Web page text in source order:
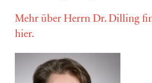
Mehr über Herrn Dr. Dilling
hier.